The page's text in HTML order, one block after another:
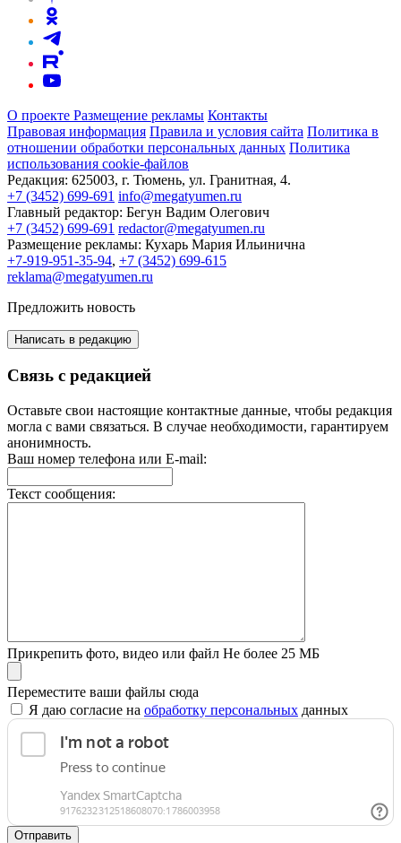
О проекте Размещение рекламы Контакты
Правовая информация Правила и условия сайта Политика в
отношении обработки персональных данных Политика
использования cookie-файлов
Редакция: 625003, г. Тюмень, ул. Гранитная, 4.
+7 (3452) 699-691 info@megatyumen.ru
Главный редактор: Бегун Вадим Олегович
+7 (3452) 699-691 redactor@megatyumen.ru
Размещение рекламы: Кухарь Мария Ильинична
+7-919-951-35-94, +7 (3452) 699-615
reklama@megatyumen.ru
Предложить новость
Написать в редакцию
Связь с редакцией
Оставьте свои настоящие контактные данные, чтобы редакция
могла с вами связаться. В случае необходимости, гарантируем
анонимность.
Ваш номер телефона или E-mail:
Текст сообщения:
Прикрепить фото, видео или файл Не более 25 МБ
Переместите ваши файлы сюда
Я даю согласие на обработку персональных данных
Отправить